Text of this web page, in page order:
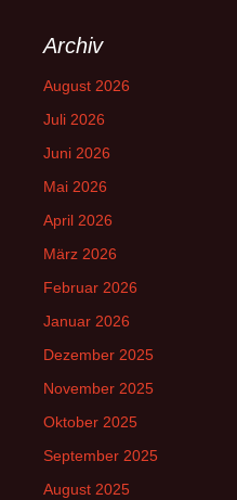
Archiv
August 2026
Juli 2026
Juni 2026
Mai 2026
April 2026
März 2026
Februar 2026
Januar 2026
Dezember 2025
November 2025
Oktober 2025
September 2025
August 2025